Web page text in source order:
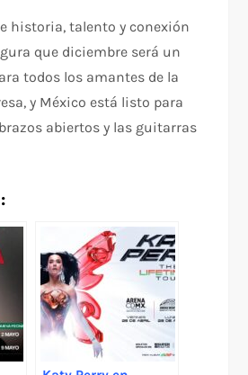
historia, talento y conexión
que diciembre será un
todos los amantes de la
y México está listo para
abiertos y las guitarras